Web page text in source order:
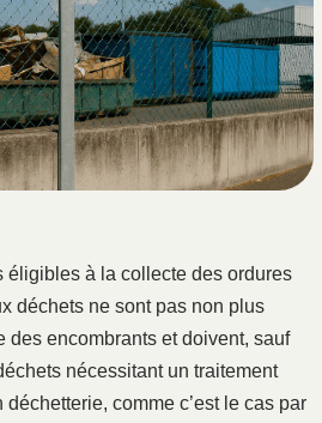
éligibles à la collecte des ordures
déchets ne sont pas non plus
des encombrants et doivent, sauf
nécessitant un traitement
comme c’est le cas par